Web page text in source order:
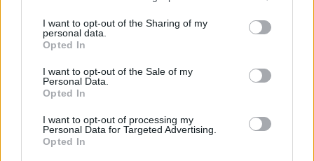
I want to opt-out of the Sharing of my
personal data.
Opted In
I want to opt-out of the Sale of my
Personal Data.
Opted In
I want to opt-out of processing my
Personal Data for Targeted Advertising.
Opted In